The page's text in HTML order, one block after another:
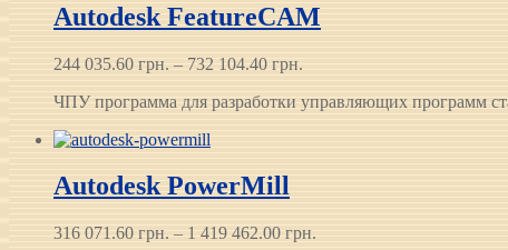
Autodesk FeatureCAM
244 035.60 грн. – 732 104.40 грн.
244 035.60 грн.
ЧПУ программа для разработки управляющих программ
Autodesk PowerMill
316 071.60 грн. – 1 419 462.00 грн.